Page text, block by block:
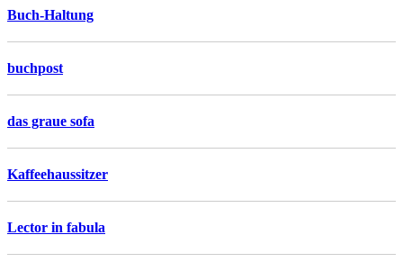
Buch-Haltung
buchpost
das graue sofa
Kaffeehaussitzer
Lector in fabula